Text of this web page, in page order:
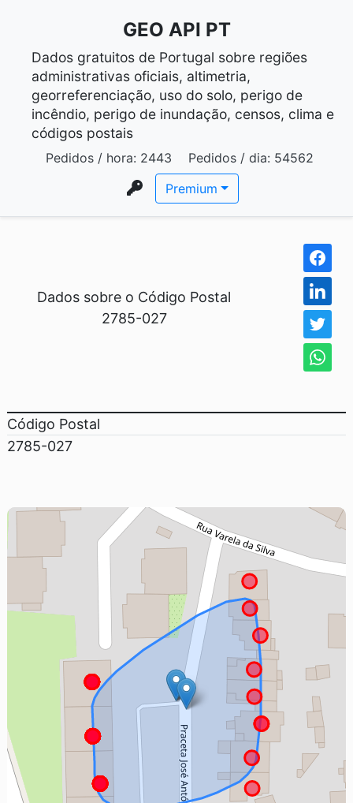
GEO API PT
Dados gratuitos de Portugal sobre regiões
administrativas oficiais, altimetria,
georreferenciação, uso do solo, perigo de
incêndio, perigo de inundação, censos, clima e
códigos postais
Pedidos / hora: 2443 Pedidos / dia: 54562
Premium
Dados sobre o Código Postal
2785-027
Código Postal
2785-027